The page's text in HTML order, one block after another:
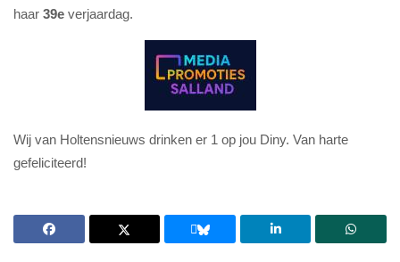
haar 39e verjaardag.
Wij van Holtensnieuws drinken er 1 op jou Diny. Van harte
gefeliciteerd!